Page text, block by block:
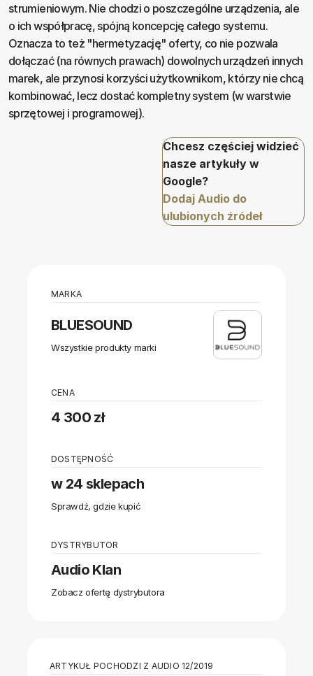
strumieniowym. Nie chodzi o poszczególne urządzenia, ale
o ich współpracę, spójną koncepcję całego systemu.
Oznacza to też "hermetyzację" oferty, co nie pozwala
dołączać (na równych prawach) dowolnych urządzeń innych
marek, ale przynosi korzyści użytkownikom, którzy nie chcą
kombinować, lecz dostać kompletny system (w warstwie
sprzętowej i programowej).
Chcesz częściej widzieć
nasze artykuły w
Google?
Dodaj Audio do
ulubionych źródeł
MARKA
BLUESOUND
Wszystkie produkty marki
CENA
4 300 zł
DOSTĘPNOŚĆ
w 24 sklepach
Sprawdź, gdzie kupić
DYSTRYBUTOR
Audio Klan
Zobacz ofertę dystrybutora
ARTYKUŁ POCHODZI Z AUDIO 12/2019